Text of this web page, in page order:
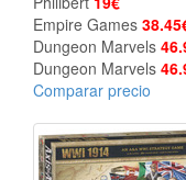
Empire Games
Dungeon Marvels
Dungeon Marvels
Comparar precio